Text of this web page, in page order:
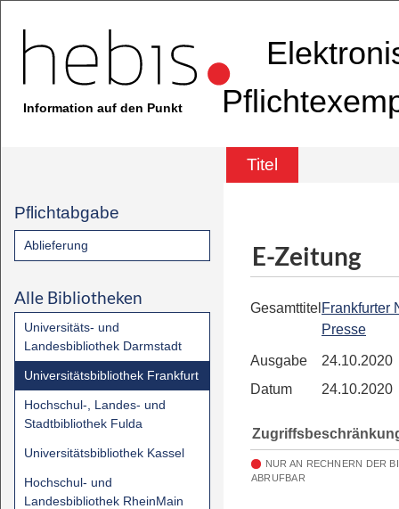
Information auf den Punkt
Titel
Pflichtabgabe
Ablieferung
Alle Bibliotheken
Universitäts- und
Landesbibliothek Darmstadt
Universitätsbibliothek Frankfurt
Hochschul-, Landes- und
Stadtbibliothek Fulda
Universitätsbibliothek Kassel
Hochschul- und
Landesbibliothek RheinMain
E-Zeitung
Gesamttitel Frankfurter
Presse
Ausgabe
24.10.2020
Datum
24.10.2020
NUR AN RECHNERN DER
ABRUFBAR